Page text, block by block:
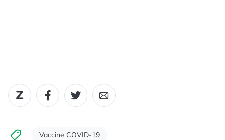
Vaccine COVID-19